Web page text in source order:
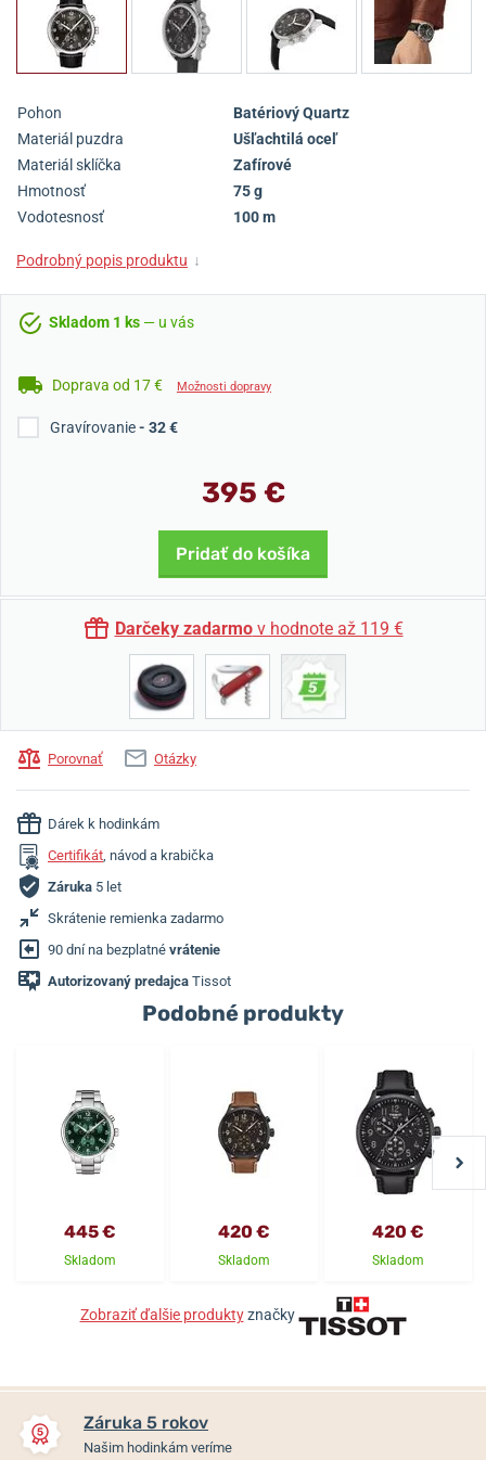
Pohon
Batériový Quartz
Materiál puzdra
Ušľachtilá oceľ
Materiál sklíčka
Zafírové
Hmotnosť
75 g
Vodotesnosť
100 m
Podrobný popis produktu ↓
Skladom 1 ks — u vás
Doprava od 17 € Možnosti dopravy
Gravírovanie- 32 €
395 €
Pridať do košíka
Darčeky zadarmov hodnote až 119 €
Porovnať Otázky
Dárek k hodinkám
Certifikát, návod a krabička
Záruka 5 let
Skrátenie remienka zadarmo
90 dní na bezplatné vrátenie
Autorizovaný predajca Tissot
Podobné produkty
445 €
Skladom
420 €
Skladom
420 €
Skladom
Zobraziť ďalšie produktyznačky
Záruka 5 rokov
Našim hodinkám veríme